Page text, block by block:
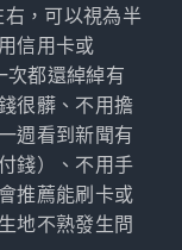
，可以視為半
信用卡或
次都還綽綽有
很髒、不用擔
週看到新聞有
錢）、不用手
推薦能刷卡或
地不熟發生問